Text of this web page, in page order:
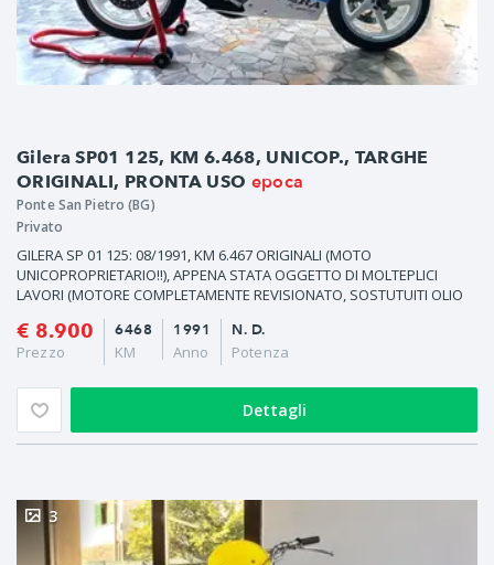
Gilera SP01 125, KM 6.468, UNICOP., TARGHE
ORIGINALI, PRONTA USO epoca
Ponte San Pietro (BG)
Privato
GILERA SP 01 125: 08/1991, KM 6.467 ORIGINALI (MOTO
UNICOPROPRIETARIO!!), APPENA STATA OGGETTO DI MOLTEPLICI
LAVORI (MOTORE COMPLETAMENTE REVISIONATO, SOSTUTUITI OLIO
MOTORE/OLIO F
€ 8.900
Prezzo
1991
Anno
6468
KM
N. D.
Potenza
Dettagli
3